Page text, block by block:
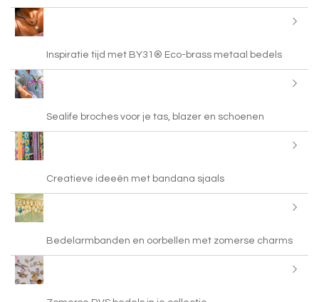
Inspiratie tijd met BY31® Eco-brass metaal bedels
Sealife broches voor je tas, blazer en schoenen
Creatieve ideeën met bandana sjaals
Bedelarmbanden en oorbellen met zomerse charms